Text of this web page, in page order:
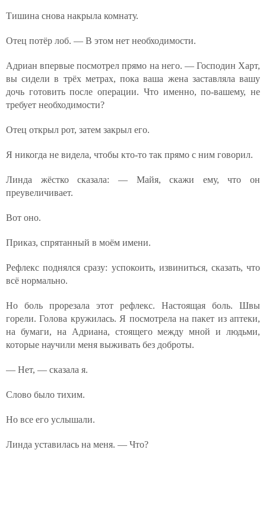
Тишина снова накрыла комнату.
Отец потёр лоб. — В этом нет необходимости.
Адриан впервые посмотрел прямо на него. — Господин Харт,
вы сидели в трёх метрах, пока ваша жена заставляла вашу
дочь готовить после операции. Что именно, по-вашему, не
требует необходимости?
Отец открыл рот, затем закрыл его.
Я никогда не видела, чтобы кто-то так прямо с ним говорил.
Линда жёстко сказала: — Майя, скажи ему, что он
преувеличивает.
Вот оно.
Приказ, спрятанный в моём имени.
Рефлекс поднялся сразу: успокоить, извиниться, сказать, что
всё нормально.
Но боль прорезала этот рефлекс. Настоящая боль. Швы
горели. Голова кружилась. Я посмотрела на пакет из аптеки,
на бумаги, на Адриана, стоящего между мной и людьми,
которые научили меня выживать без доброты.
— Нет, — сказала я.
Слово было тихим.
Но все его услышали.
Линда уставилась на меня. — Что?